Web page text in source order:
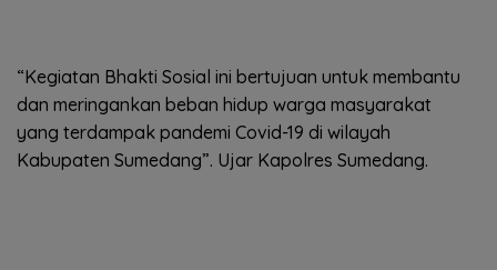
“Kegiatan Bhakti Sosial ini bertujuan untuk membantu
dan meringankan beban hidup warga masyarakat
yang terdampak pandemi Covid-19 di wilayah
Kabupaten Sumedang”. Ujar Kapolres Sumedang.